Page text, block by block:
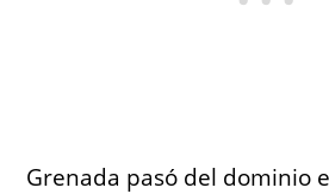
Grenada pasó del dominio